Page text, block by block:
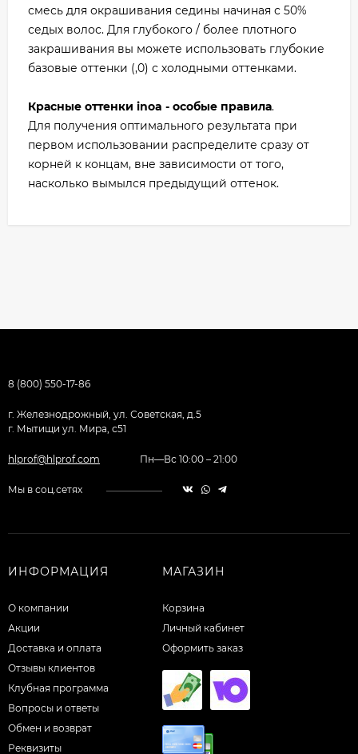
смесь для окрашивания седины начиная с 50%
седых волос. Для глубокого / более плотного
закрашивания вы можете использовать глубокие
базовые оттенки (,0) с холодными оттенками.
Красные оттенки inoa - особые правила.
Для получения оптимального результата при
первом использовании распределите сразу от
корней к концам, вне зависимости от того,
насколько вымылся предыдущий оттенок.
8 (800) 550-17-86
г. Железнодрожный, ул. Советская, д.5
г. Мытищи ул. Мира, с51
hlprof@hlprof.com Пн—Вс 10:00 – 21:00
Мы в соц.сетях
ИНФОРМАЦИЯ
О компании
Акции
Доставка и оплата
Отзывы клиентов
Клубная программа
Вопросы и ответы
Обмен и возврат
Реквизиты
МАГАЗИН
Корзина
Личный кабинет
Оформить заказ